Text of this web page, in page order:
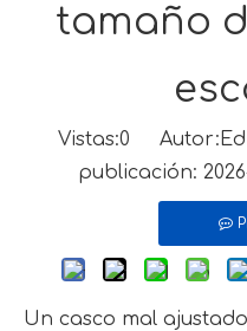
tamaño
Vistas:0
publicación:
Un casco mal